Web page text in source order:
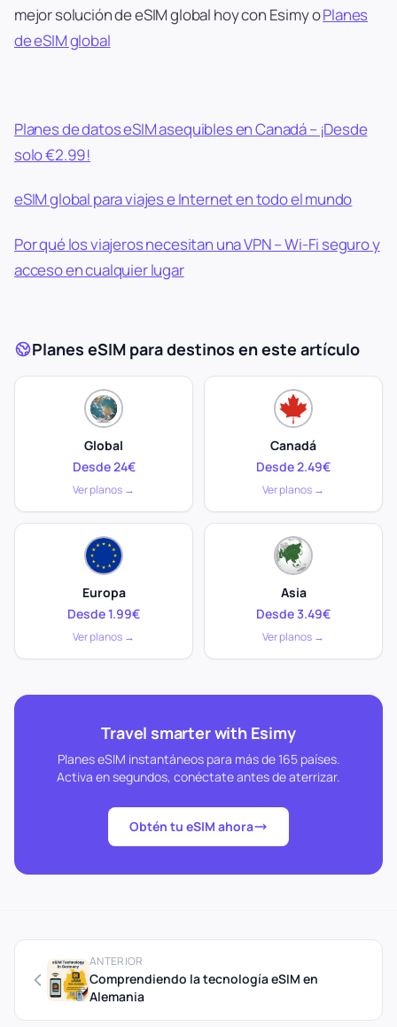
mejor solución de eSIM global hoy con Esimy oPlanes
de eSIM global
Planes de datos eSIM asequibles en Canadá – ¡Desde
solo €2.99!
eSIM global para viajes e Internet en todo el mundo
Por qué los viajeros necesitan una VPN – Wi-Fi seguro y
acceso en cualquier lugar
Planes eSIM para destinos en este artículo
Global
Desde 24€
Ver planos →
Canadá
Desde 2.49€
Ver planos →
Europa
Desde 1.99€
Ver planos →
Asia
Desde 3.49€
Ver planos →
Travel smarter with Esimy
Planes eSIM instantáneos para más de 165 países.
Activa en segundos, conéctate antes de aterrizar.
Obtén tu eSIM ahora
ANTERIOR
Comprendiendo la tecnología eSIM en
Alemania